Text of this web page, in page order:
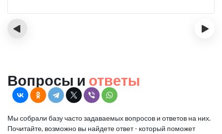
‹ ›
Вопросы и ответы
Мы собрали базу часто задаваемых вопросов и ответов на них.
Почитайте, возможно вы найдете ответ - который поможет